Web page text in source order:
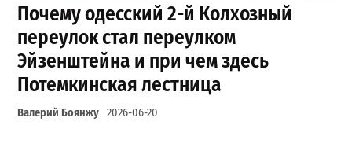
Почему одесский 2-й Колхозный
переулок стал переулком
Эйзенштейна и при чем здесь
Потемкинская лестница
Валерий Боянжу 2026-06-20